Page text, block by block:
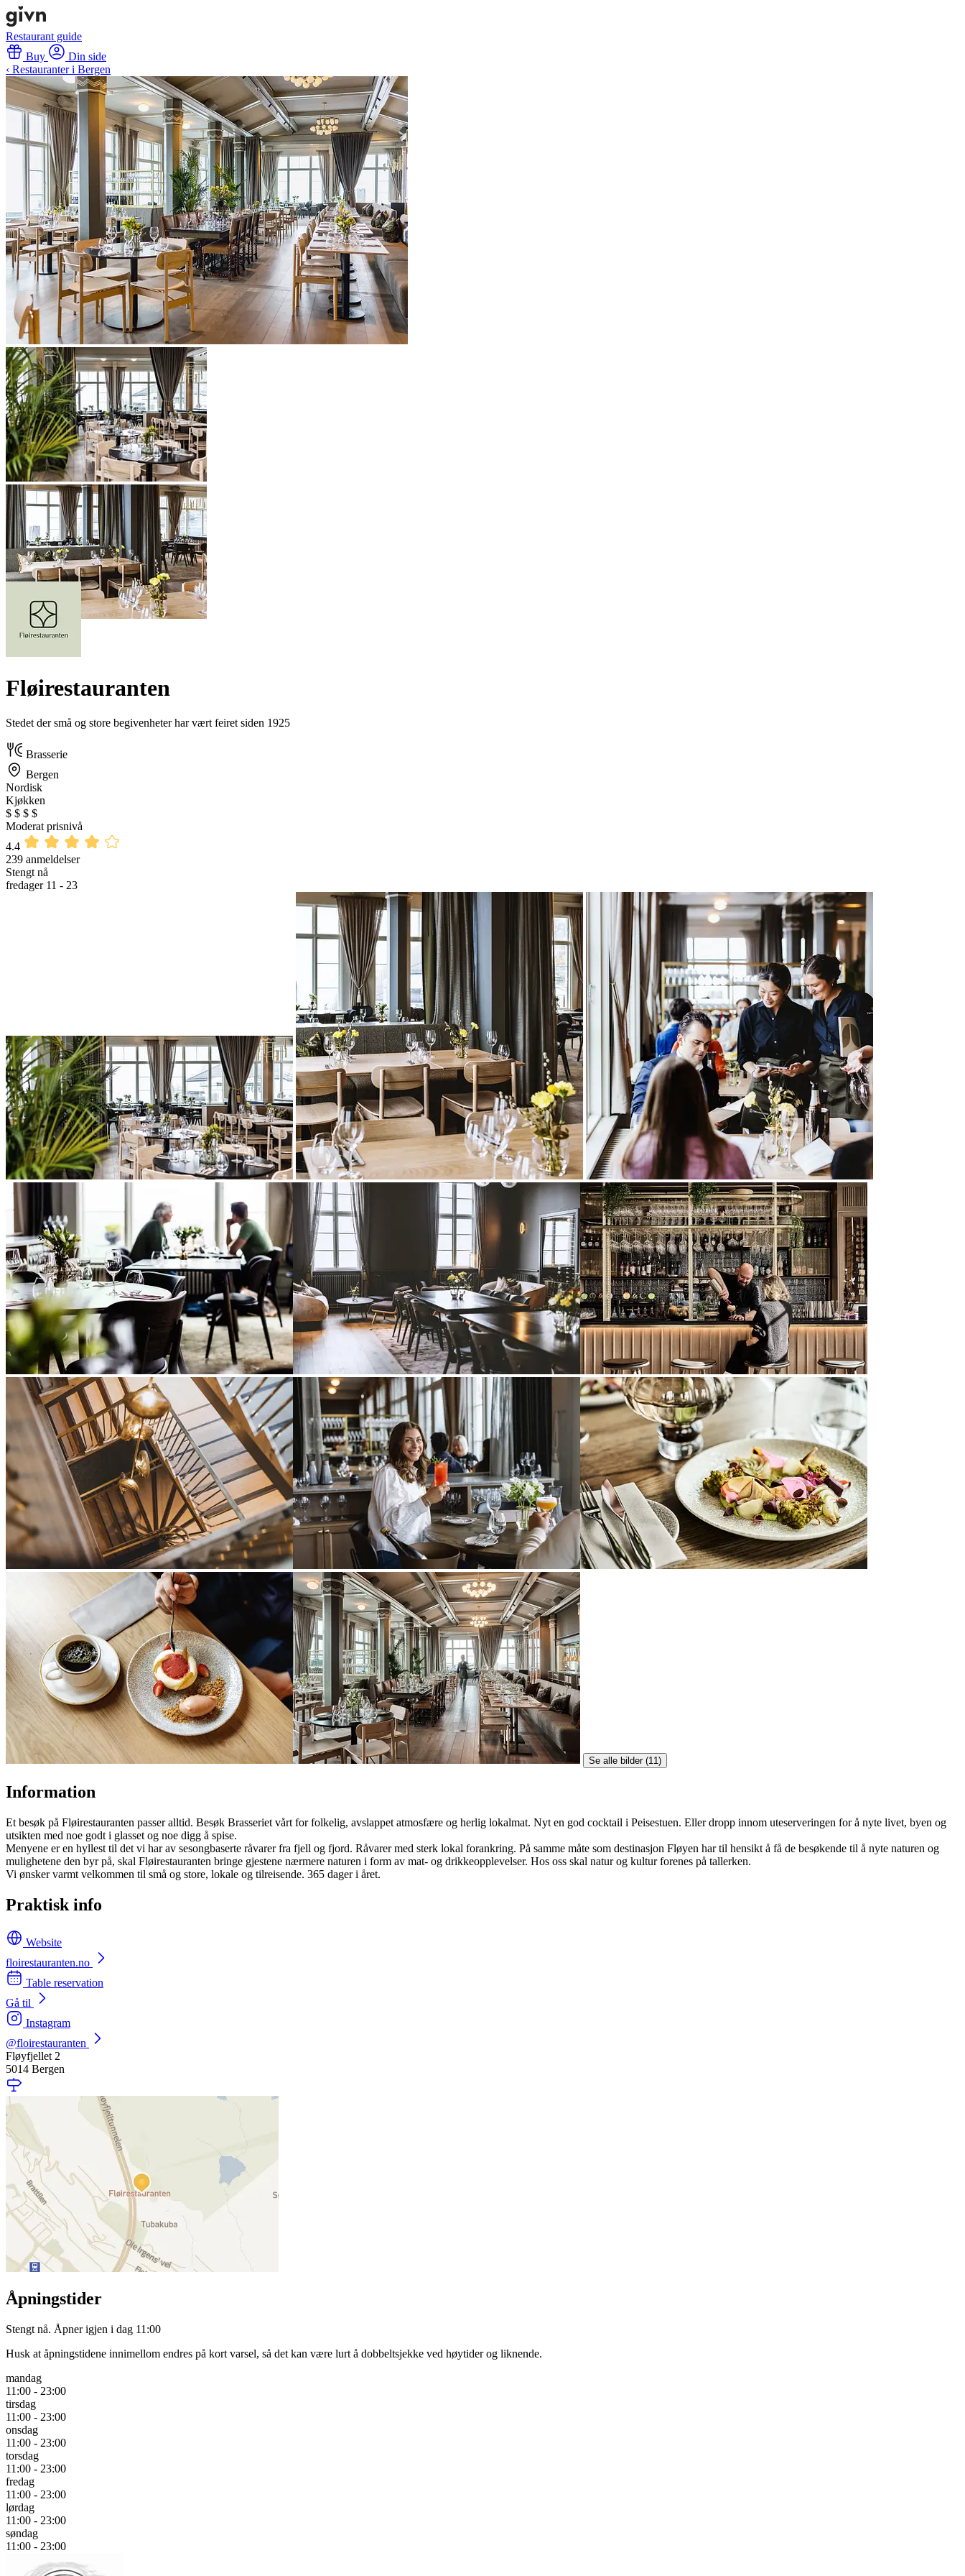
Restaurant guide
Buy
Din side
‹ Restauranter i Bergen
Fløirestauranten
Stedet der små og store begivenheter har vært feiret siden 1925
Brasserie
Bergen
Nordisk
Kjøkken
$ $ $ $
Moderat prisnivå
4.4
239 anmeldelser
Stengt nå
fredager 11 - 23
Se alle bilder (11)
Information
Et besøk på Fløirestauranten passer alltid. Besøk Brasseriet vårt for folkelig, avslappet atmosfære og herlig lokalmat. Nyt en god cocktail i Peisestuen. Eller dropp innom uteserveringen for å nyte livet, byen og
utsikten med noe godt i glasset og noe digg å spise.
Menyene er en hyllest til det vi har av sesongbaserte råvarer fra fjell og fjord. Råvarer med sterk lokal forankring. På samme måte som destinasjon Fløyen har til hensikt å få de besøkende til å nyte naturen og
mulighetene den byr på, skal Fløirestauranten bringe gjestene nærmere naturen i form av mat- og drikkeopplevelser. Hos oss skal natur og kultur forenes på tallerken.
Vi ønsker varmt velkommen til små og store, lokale og tilreisende. 365 dager i året.
Praktisk info
Website
floirestauranten.no
Table reservation
Gå til
Instagram
@floirestauranten
Fløyfjellet 2
5014 Bergen
Åpningstider
Stengt nå. Åpner igjen i dag 11:00
Husk at åpningstidene innimellom endres på kort varsel, så det kan være lurt å dobbeltsjekke ved høytider og liknende.
mandag
11:00 - 23:00
tirsdag
11:00 - 23:00
onsdag
11:00 - 23:00
torsdag
11:00 - 23:00
fredag
11:00 - 23:00
lørdag
11:00 - 23:00
søndag
11:00 - 23:00